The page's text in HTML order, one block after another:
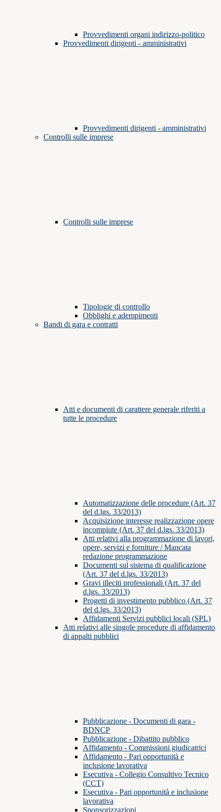
Provvedimenti organi indirizzo-politico
Provvedimenti dirigenti - amministrativi
Provvedimenti dirigenti - amministrativi
Controlli sulle imprese
Controlli sulle imprese
Tipologie di controllo
Obblighi e adempimenti
Bandi di gara e contratti
Atti e documenti di carattere generale riferiti a
tutte le procedure
Automatizzazione delle procedure (Art. 37
del d.lgs. 33/2013)
Acquisizione interesse realizzazione opere
incompiute (Art. 37 del d.lgs. 33/2013)
Atti relativi alla programmazione di lavori,
opere, servizi e forniture / Mancata
redazione programmazione
Documenti sul sistema di qualificazione
(Art. 37 del d.lgs. 33/2013)
Gravi illeciti professionali (Art. 37 del
d.lgs. 33/2013)
Progetti di investimento pubblico (Art. 37
del d.lgs. 33/2013)
Affidamenti Servizi pubblici locali (SPL)
Atti relativi alle singole procedure di affidamento
di appalti pubblici
Pubblicazione - Documenti di gara -
BDNCP
Pubblicazione - Dibattito pubblico
Affidamento - Commissioni giudicatrici
Affidamento - Pari opportunità e
inclusione lavorativa
Esecutiva - Collegio Consultivo Tecnico
(CCT)
Esecutiva - Pari opportunità e inclusione
lavorativa
Sponsorizzazioni